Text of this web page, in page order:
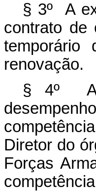
§ 3º A
contrato de
renovação.
§ 4º A
Diretor do
Forças